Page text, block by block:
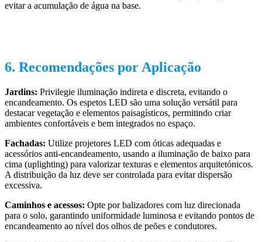
evitar a acumulação de água na base.
6. Recomendações por Aplicação
Jardins: Privilegie iluminação indireta e discreta, evitando o
encandeamento. Os espetos LED são uma solução versátil para
destacar vegetação e elementos paisagísticos, permitindo criar
ambientes confortáveis e bem integrados no espaço.
Fachadas: Utilize projetores LED com óticas adequadas e
acessórios anti-encandeamento, usando a iluminação de baixo para
cima (uplighting) para valorizar texturas e elementos arquitetónicos.
A distribuição da luz deve ser controlada para evitar dispersão
excessiva.
Caminhos e acessos: Opte por balizadores com luz direcionada
para o solo, garantindo uniformidade luminosa e evitando pontos de
encandeamento ao nível dos olhos de peões e condutores.